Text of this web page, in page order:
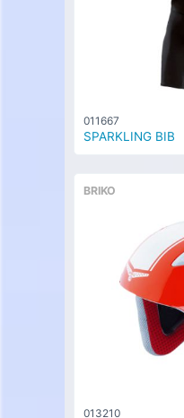
011667
SPARKLING BIB
BRIKO
013210